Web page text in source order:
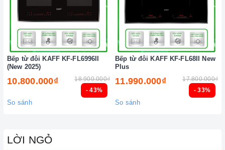
- 43%
Bếp từ đôi KAFF KF-FL6996II
(New 2025)
10.800.000₫ 18.900.000₫
So sánh
- 33%
Bếp từ đôi KAFF KF-FL68II New
Plus
11.990.000₫ 17.800.000₫
So sánh
LỜI NGỎ